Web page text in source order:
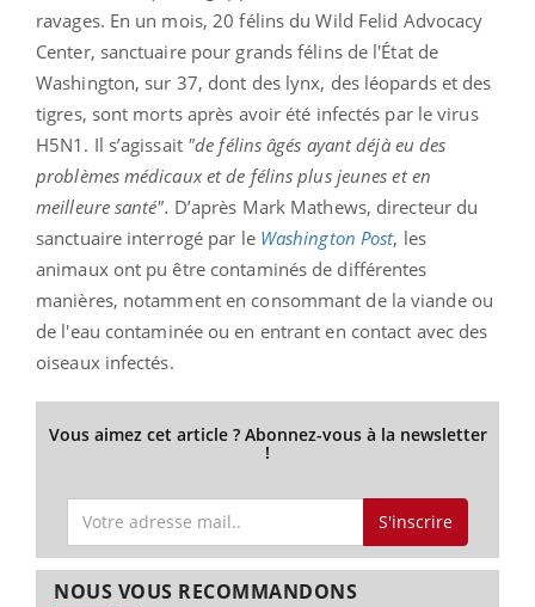
ravages. En un mois, 20 félins du Wild Felid Advocacy
Center, sanctuaire pour grands félins de l'État de
Washington, sur 37, dont des lynx, des léopards et des
tigres, sont morts après avoir été infectés par le virus
H5N1. Il s’agissait "de félins âgés ayant déjà eu des
problèmes médicaux et de félins plus jeunes et en
meilleure santé". D’après Mark Mathews, directeur du
sanctuaire interrogé par le Washington Post, les
animaux ont pu être contaminés de différentes
manières, notamment en consommant de la viande ou
de l'eau contaminée ou en entrant en contact avec des
oiseaux infectés.
Vous aimez cet article ? Abonnez-vous à la newsletter
!
S'inscrire
NOUS VOUS RECOMMANDONS